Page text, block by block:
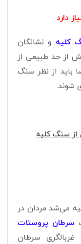
کلیه و نشانگان
از حد طبیعی از
باید از نظر سنگ
شوند.
سنگ کلیه
می‌شد مردان در
سرطان پروستات
غربالگری سرطان